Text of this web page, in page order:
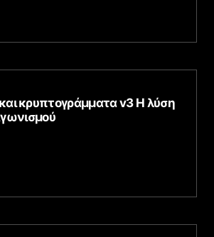
κρυπτογράμματα v3 Η λύση